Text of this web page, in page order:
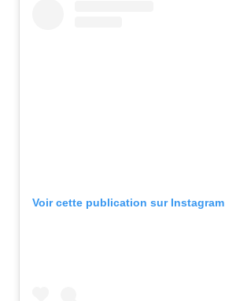
Voir cette publication sur Instagram